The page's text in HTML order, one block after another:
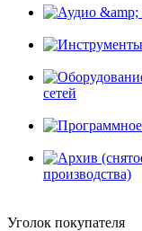
сетей
производства)
Уголок покупателя